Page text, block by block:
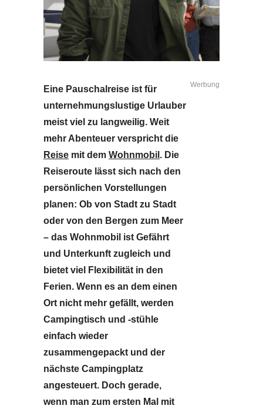
Eine Pauschalreise ist für
unternehmungslustige Urlauber
meist viel zu langweilig. Weit
mehr Abenteuer verspricht die
Reise mit dem Wohnmobil . Die
Reiseroute lässt sich nach den
persönlichen Vorstellungen
planen: Ob von Stadt zu Stadt
oder von den Bergen zum Meer
– das Wohnmobil ist Gefährt
und Unterkunft zugleich und
bietet viel Flexibilität in den
Ferien. Wenn es an dem einen
Ort nicht mehr gefällt, werden
Campingtisch und -stühle
einfach wieder
zusammengepackt und der
nächste Campingplatz
angesteuert. Doch gerade,
wenn man zum ersten Mal mit
Werbung